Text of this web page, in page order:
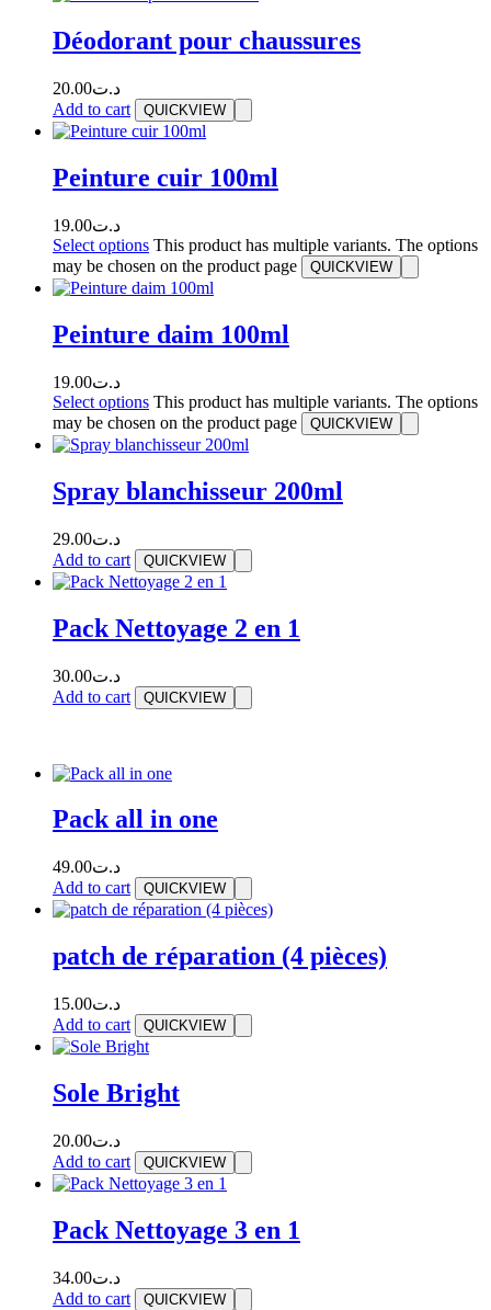
Déodorant pour chaussures
د.ت20.00
Add to cart
QUICKVIEW
Peinture cuir 100ml
د.ت19.00
Select options This product has multiple variants. The options
may be chosen on the product page
QUICKVIEW
Peinture daim 100ml
د.ت19.00
Select options This product has multiple variants. The options
may be chosen on the product page
QUICKVIEW
Spray blanchisseur 200ml
د.ت29.00
Add to cart
QUICKVIEW
Pack Nettoyage 2 en 1
د.ت30.00
Add to cart
QUICKVIEW
Pack all in one
د.ت49.00
Add to cart
QUICKVIEW
patch de réparation (4 pièces)
د.ت15.00
Add to cart
QUICKVIEW
Sole Bright
د.ت20.00
Add to cart
QUICKVIEW
Pack Nettoyage 3 en 1
د.ت34.00
Add to cart
QUICKVIEW